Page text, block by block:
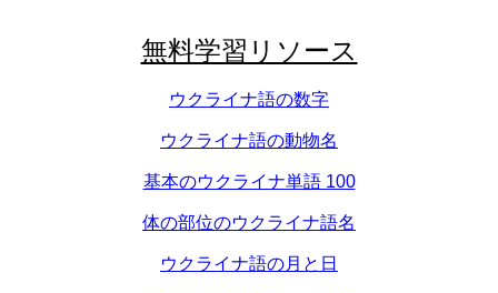
無料学習リソース
ウクライナ語の数字
ウクライナ語の動物名
基本のウクライナ単語 100
体の部位のウクライナ語名
ウクライナ語の月と日